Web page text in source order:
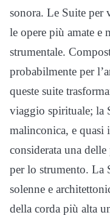
sonora. Le Suite per
le opere più amate e
strumentale.
probabilmente per
queste suite
viaggio spirituale; la
malinconica, e quasi
considerata una
per lo strumento. La
solenne e
della corda più alta